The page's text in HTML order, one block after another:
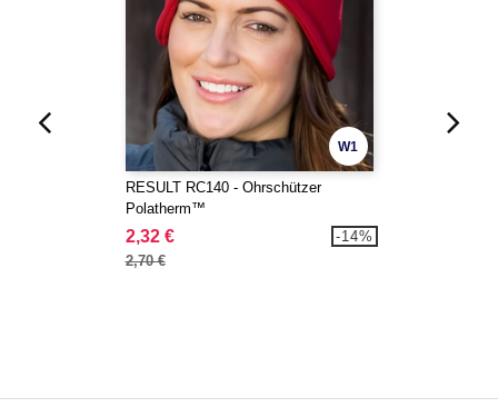
W1
RESULT RC140 - Ohrschützer
Polatherm™
2,32 €
2,70 €
-14%